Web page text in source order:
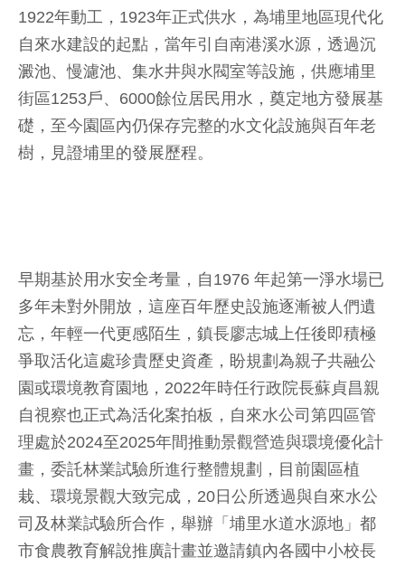
1922年動工，1923年正式供水，為埔里地區現代化
自來水建設的起點，當年引自南港溪水源，透過沉
澱池、慢濾池、集水井與水閥室等設施，供應埔里
街區1253戶、6000餘位居民用水，奠定地方發展基
礎，至今園區內仍保存完整的水文化設施與百年老
樹，見證埔里的發展歷程。
早期基於用水安全考量，自1976 年起第一淨水場已
多年未對外開放，這座百年歷史設施逐漸被人們遺
忘，年輕一代更感陌生，鎮長廖志城上任後即積極
爭取活化這處珍貴歷史資產，盼規劃為親子共融公
園或環境教育園地，2022年時任行政院長蘇貞昌親
自視察也正式為活化案拍板，自來水公司第四區管
理處於2024至2025年間推動景觀營造與環境優化計
畫，委託林業試驗所進行整體規劃，目前園區植
栽、環境景觀大致完成，20日公所透過與自來水公
司及林業試驗所合作，舉辦「埔里水道水源地」都
市食農教育解說推廣計畫並邀請鎮內各國中小校長